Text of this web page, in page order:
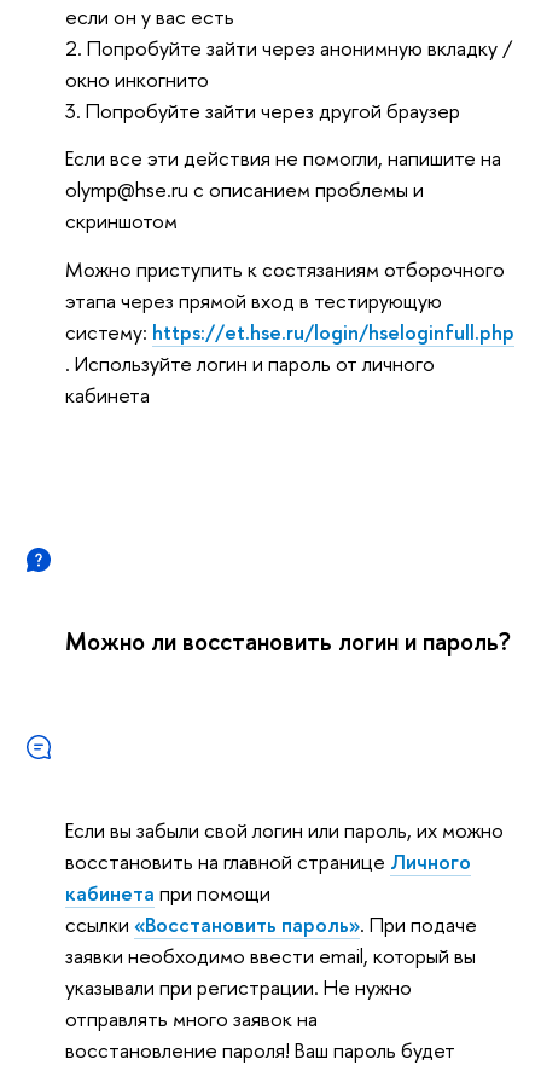
если он у вас есть
2. Попробуйте зайти через анонимную вкладку /
окно инкогнито
3. Попробуйте зайти через другой браузер
Если все эти действия не помогли, напишите на
olymp@hse.ru с описанием проблемы и
скриншотом
Можно приступить к состязаниям отборочного
этапа через прямой вход в тестирующую
систему: https://et.hse.ru/login/hseloginfull.php
. Используйте логин и пароль от личного
кабинета
Можно ли восстановить логин и пароль?
Если вы забыли свой логин или пароль, их можно
восстановить на главной странице Личного
кабинета при помощи
ссылки «Восстановить пароль». При подаче
заявки необходимо ввести email, который вы
указывали при регистрации. Не нужно
отправлять много заявок на
восстановление пароля! Ваш пароль будет